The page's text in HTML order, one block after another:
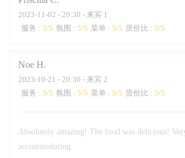
2023-11-02 - 20:30 - 来宾 1
服务 : 5/5 氛围 : 5/5 菜单 : 5/5 质价比 : 5/5
Noe H
2023-10-21 - 20:30 - 来宾 2
服务 : 5/5 氛围 : 5/5 菜单 : 5/5 质价比 : 5/5
Absolutely amazing! The food was delicious!
accommodating.